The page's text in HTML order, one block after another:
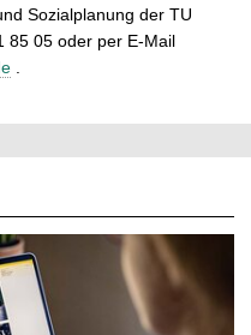
Sozialplanung der TU
85 05 oder per E-Mail
.